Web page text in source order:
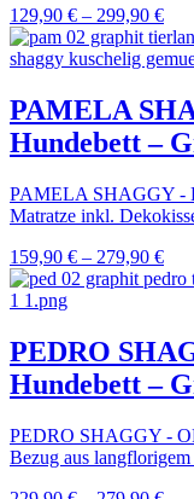
129,90 € – 299,90 €
PAMELA
Hundebett –
PAMELA SHAGGY -
Matratze inkl.
159,90 € – 279,90 €
PEDRO
Hundebett –
PEDRO SHAGGY -
Bezug aus